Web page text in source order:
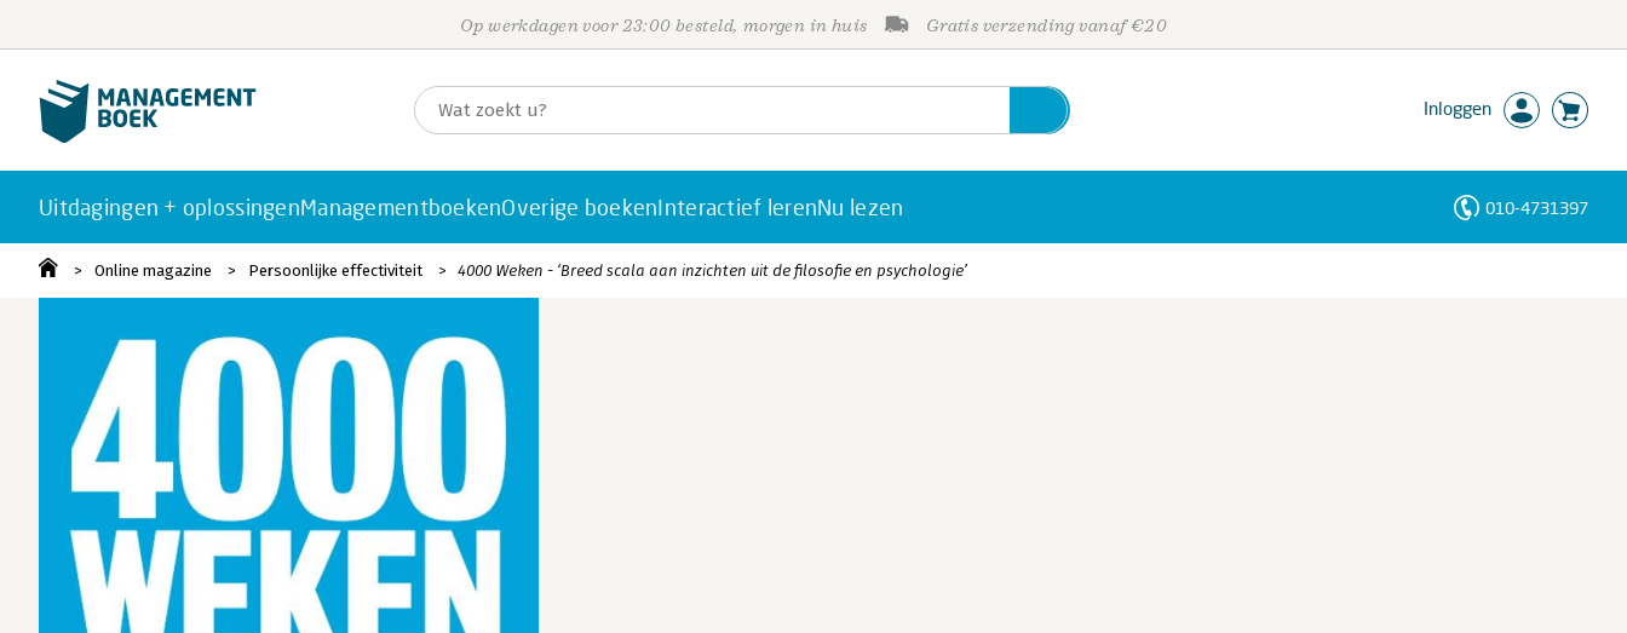
Op werkdagen voor 23:00 besteld, morgen in huis Gratis verzending vanaf €20
Inloggen
Uitdagingen + oplossingenManagementboekenOverige boekenInteractief lerenNu lezen 010-4731397
Online magazine Persoonlijke effectiviteit 4000 Weken - ‘Breed scala aan inzichten uit de filosofie en psychologie’
Personen